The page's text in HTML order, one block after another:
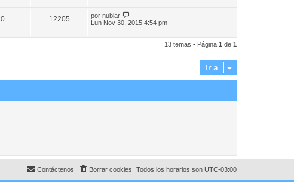
0 12205 por nublar
Lun Nov 30, 2015 4:54 pm
13 temas • Página 1 de 1
Ir a
Todos los horarios son UTC-03:00
Borrar cookies
Contáctenos